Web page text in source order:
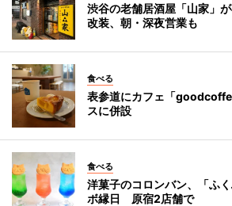
渋谷の老舗居酒屋「山家」
改装、朝・深夜営業も
食べる
表参道にカフェ「
スに併設
食べる
洋菓子のコロンバン、「ふ
ボ縁日 原宿2店舗で